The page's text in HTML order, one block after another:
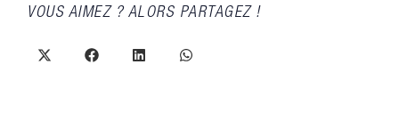
VOUS AIMEZ ? ALORS PARTAGEZ !PARTAGER
Ouvrir
Ouvrir
Ouvrir
Ouvrir